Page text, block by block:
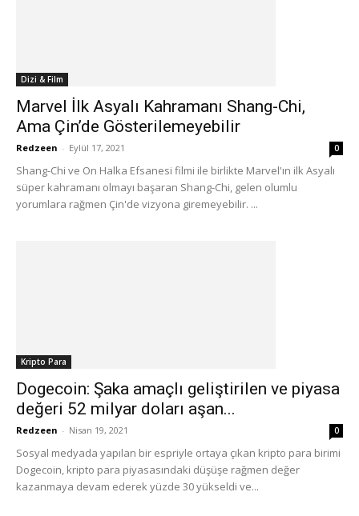
Dizi & Film
Marvel İlk Asyalı Kahramanı Shang-Chi,
Ama Çin’de Gösterilemeyebilir
Redzeen - Eylül 17, 2021 0
Shang-Chi ve On Halka Efsanesi filmi ile birlikte Marvel'ın ilk Asyalı
süper kahramanı olmayı başaran Shang-Chi, gelen olumlu
yorumlara rağmen Çin'de vizyona giremeyebilir. ...
Kripto Para
Dogecoin: Şaka amaçlı geliştirilen ve piyasa
değeri 52 milyar doları aşan...
Redzeen - Nisan 19, 2021 0
Sosyal medyada yapılan bir espriyle ortaya çıkan kripto para birimi
Dogecoin, kripto para piyasasındaki düşüşe rağmen değer
kazanmaya devam ederek yüzde 30 yükseldi ve...